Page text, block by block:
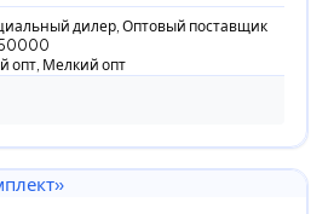
дилер, Оптовый поставщик
опт, Мелкий опт